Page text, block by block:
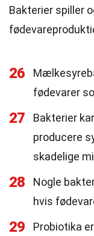
Bakterier spiller
26
fødevarer
27
Bakterier
producere
skadelige
28
Nogle
hvis
29
Probiotika